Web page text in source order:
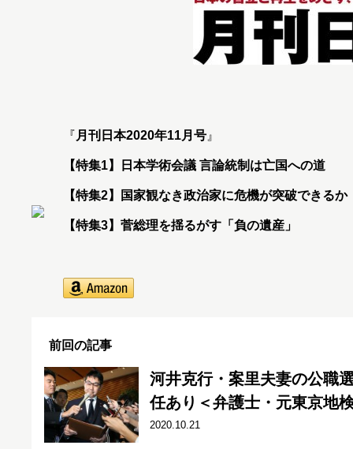
『 月刊日本2020年11月号 』
【特集1】日本学術会議 言論統制は亡国への道
【特集2】国家観なき政治家に危機が突破できるか
【特集3】菅総理を揺るがす「負の遺産」
前回の記事
河井克行・案里夫妻の公職
任あり＜弁護士・元東京地
2020.10.21